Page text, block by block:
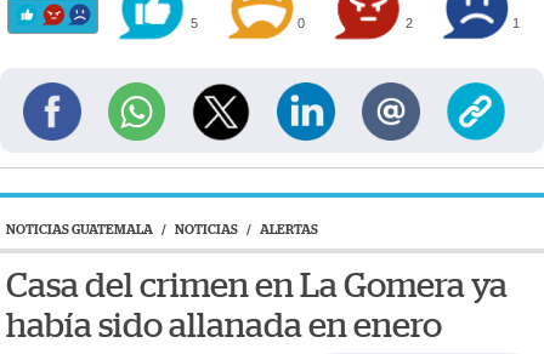
5 0 2 1
NOTICIAS GUATEMALA / NOTICIAS / ALERTAS
Casa del crimen en La Gomera ya
había sido allanada en enero